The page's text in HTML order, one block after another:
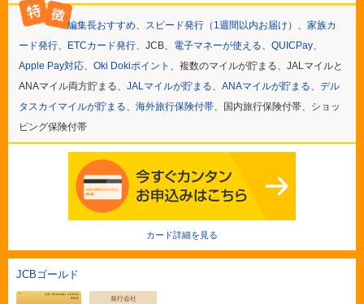
編集長おすすめ スピード発行（1週間以内お届け）
家族カ
ード発行
ETCカード発行 、JCB、 電子マネーが使える QUICPay
Apple Pay対応
Oki Dokiポイント
、複数のマイルが貯まる、JALマイルと
ANAマイル両方貯まる、 JALマイルが貯まる ANAマイルが貯まる
デル
タスカイマイルが貯まる
海外旅行保険付帯 、国内旅行保険付帯、ショッ
ピング保険付帯
カード詳細を見る
JCBゴールド
発行会社